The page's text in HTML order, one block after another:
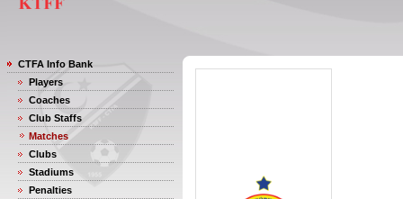
CTFA Info Bank
Players
Coaches
Club Staffs
Matches
Clubs
Stadiums
Penalties